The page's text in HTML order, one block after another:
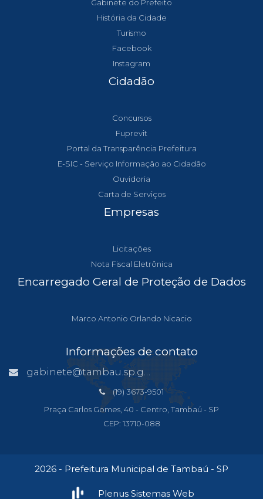
Gabinete do Prefeito
História da Cidade
Turismo
Facebook
Instagram
Cidadão
Concursos
Fuprevit
Portal da Transparência Prefeitura
E-SIC - Serviço Informação ao Cidadão
Ouvidoria
Carta de Serviços
Empresas
Licitações
Nota Fiscal Eletrônica
Encarregado Geral de Proteção de Dados
Marco Antonio Orlando Nicacio
Informações de contato
gabinete@tambau.sp.gov.br
(19) 3673-9501
Praça Carlos Gomes, 40 - Centro, Tambaú - SP
CEP: 13710-088
2026 - Prefeitura Municipal de Tambaú - SP
Plenus Sistemas Web